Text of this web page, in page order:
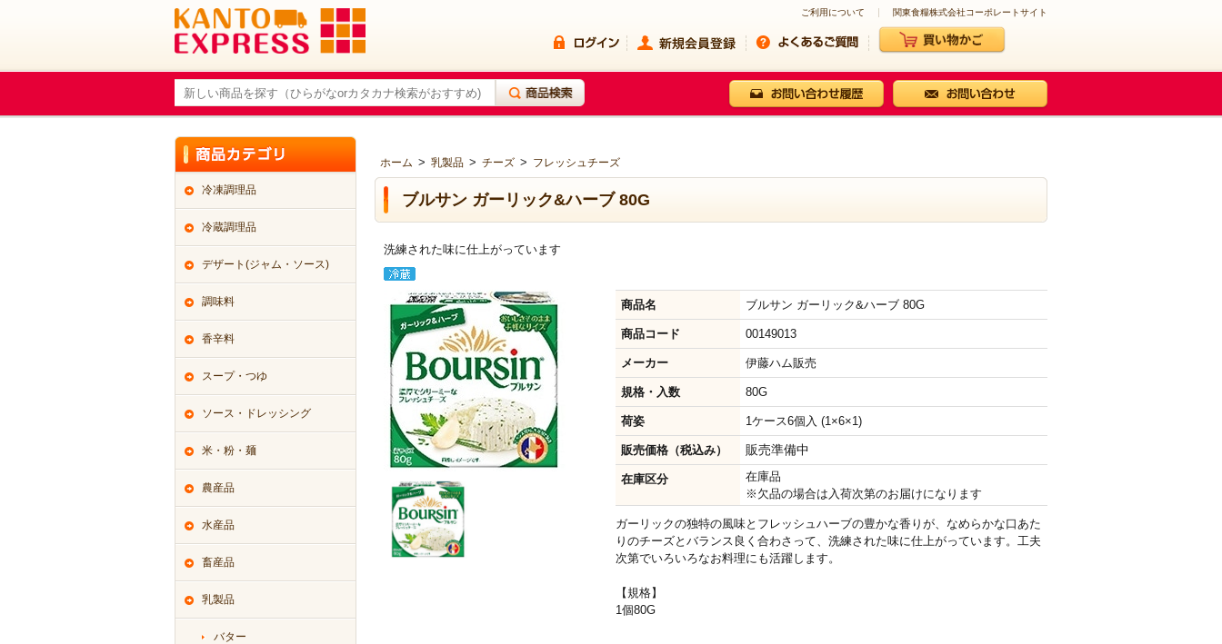
ご利用について 関東食糧株式会社コーポレートサイト
ホーム > 乳製品 > チーズ > フレッシュチーズ
ブルサン ガーリック&ハーブ 80G
洗練された味に仕上がっています
商品名 ブルサン ガーリック&ハーブ 80G
商品コード 00149013
メーカー 伊藤ハム販売
規格・入数 80G
荷姿 1ケース6個入 (1×6×1)
販売価格（税込み） 販売準備中
在庫区分
在庫品
※欠品の場合は入荷次第のお届けになります
ガーリックの独特の風味とフレッシュハーブの豊かな香りが、なめらかな口あた
りのチーズとバランス良く合わさって、洗練された味に仕上がっています。工夫
次第でいろいろなお料理にも活躍します。
【規格】
1個80G
冷凍調理品
冷蔵調理品
デザート(ジャム・ソース)
調味料
香辛料
スープ・つゆ
ソース・ドレッシング
米・粉・麺
農産品
水産品
畜産品
乳製品
バター